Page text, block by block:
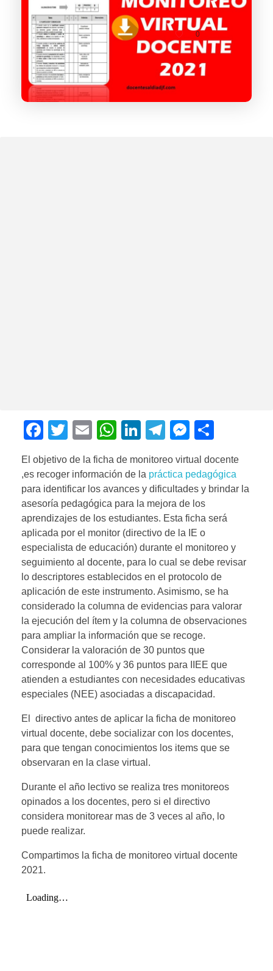
0
F
c
e
b
o
o
k
T
tt
er
E
ail
W
at
s
A
p
p
Li
k
e
dI
n
T
e
gr
a
m
M
ss
e
n
g
er
m
p
ar
tir
El objetivo de la ficha de monitoreo virtual docente
,es recoger información de la práctica pedagógica
para identificar los avances y dificultades y brindar la
asesoría pedagógica para la mejora de los
aprendizajes de los estudiantes. Esta ficha será
aplicada por el monitor (directivo de la IE o
especialista de educación) durante el monitoreo y
seguimiento al docente, para lo cual se debe revisar
lo descriptores establecidos en el protocolo de
aplicación de este instrumento. Asimismo, se ha
considerado la columna de evidencias para valorar
la ejecución del ítem y la columna de observaciones
para ampliar la información que se recoge.
Considerar la valoración de 30 puntos que
corresponde al 100% y 36 puntos para IIEE que
atienden a estudiantes con necesidades educativas
especiales (NEE) asociadas a discapacidad.
El directivo antes de aplicar la ficha de monitoreo
virtual docente, debe socializar con los docentes,
para que tengan conocimientos los items que se
observaran en la clase virtual.
Durante el año lectivo se realiza tres monitoreos
opinados a los docentes, pero si el directivo
considera monitorear mas de 3 veces al año, lo
puede realizar.
Compartimos la ficha de monitoreo virtual docente
2021.